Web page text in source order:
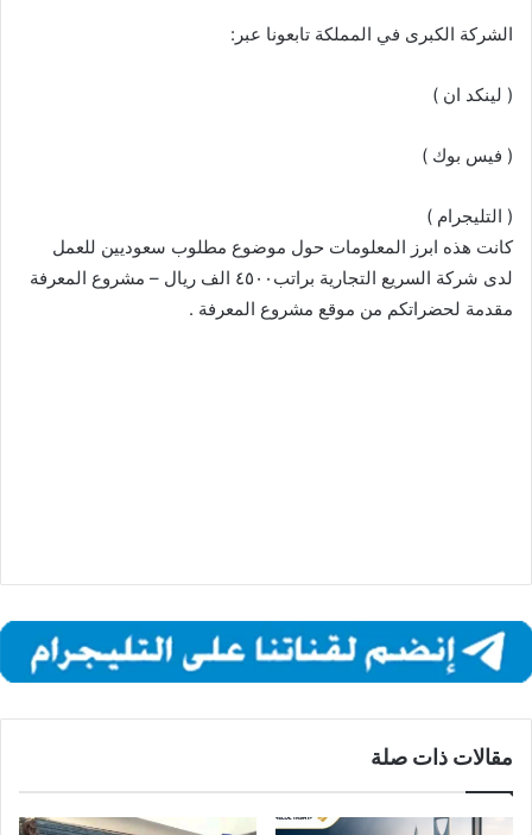
الشركة الكبرى في المملكة تابعونا عبر:
( لينكد ان )
( فيس بوك )
( التليجرام )
كانت هذه ابرز المعلومات حول موضوع مطلوب سعوديين للعمل
لدى شركة السريع التجارية براتب٤٥٠٠ الف ريال – مشروع المعرفة
مقدمة لحضراتكم من موقع مشروع المعرفة .
مقالات ذات صلة